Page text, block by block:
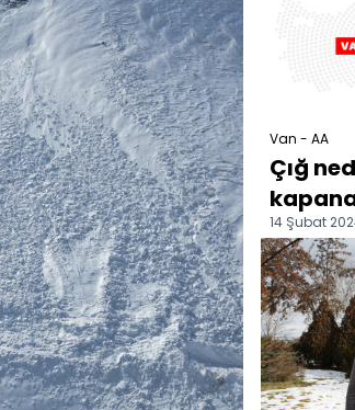
Van - AA
Çığ
14 Şubat